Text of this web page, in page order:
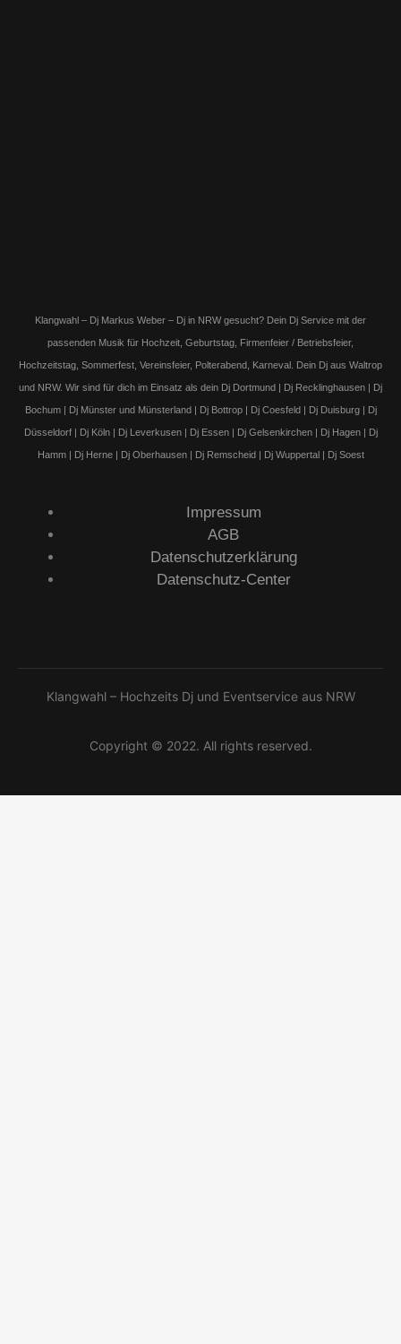
Klangwahl – Dj Markus Weber – Dj in NRW gesucht? Dein Dj Service mit der
passenden Musik für Hochzeit, Geburtstag, Firmenfeier / Betriebsfeier,
Hochzeitstag, Sommerfest, Vereinsfeier, Polterabend, Karneval. Dein Dj aus Waltrop
und NRW. Wir sind für dich im Einsatz als dein Dj Dortmund | Dj Recklinghausen | Dj
Bochum | Dj Münster und Münsterland | Dj Bottrop | Dj Coesfeld | Dj Duisburg | Dj
Düsseldorf | Dj Köln | Dj Leverkusen | Dj Essen | Dj Gelsenkirchen | Dj Hagen | Dj
Hamm | Dj Herne | Dj Oberhausen | Dj Remscheid | Dj Wuppertal | Dj Soest
Impressum
AGB
Datenschutzerklärung
Datenschutz-Center
Klangwahl – Hochzeits Dj und Eventservice aus NRW
Copyright © 2022. All rights reserved.